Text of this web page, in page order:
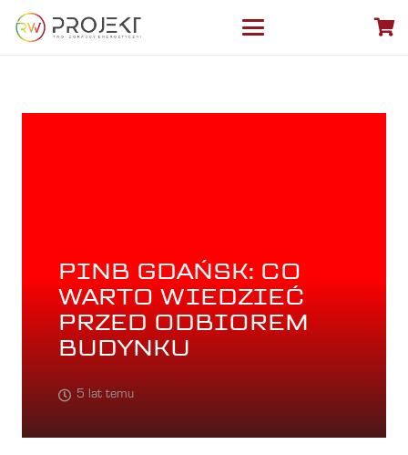
PINB GDAŃSK: CO
WARTO WIEDZIEĆ
PRZED ODBIOREM
BUDYNKU
5 lat temu